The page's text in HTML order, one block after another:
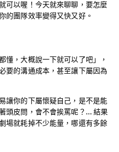
可以喔！今天就來聊聊，要怎麼
的團隊效率變得又快又好。
懂，大概說一下就可以了吧」，
要的溝通成本，甚至讓下屬因為
讓你的下屬懷疑自己，是不是能
頭皮問，會不會挨罵呢？… 結果
場就耗掉不少能量，哪還有多餘